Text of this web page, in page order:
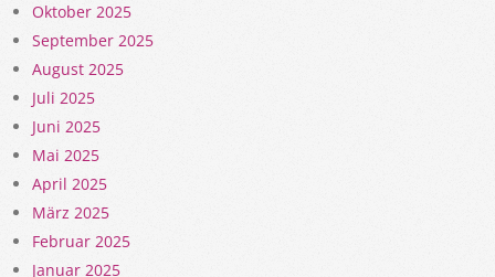
Oktober 2025
September 2025
August 2025
Juli 2025
Juni 2025
Mai 2025
April 2025
März 2025
Februar 2025
Januar 2025